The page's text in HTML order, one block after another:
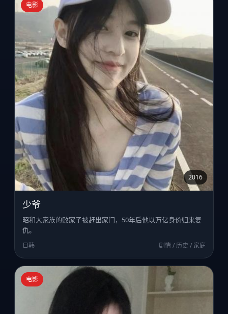
电影
2016
少爷
昭和大家族的败家子被赶出家门，50年后他以万亿身价归来复
仇。
日韩 剧情 / 历史 / 家庭
电影